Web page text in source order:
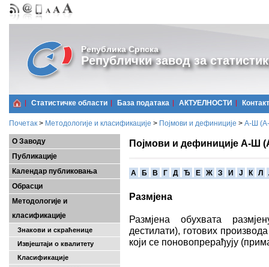
Република Српска
Републички завод за
Статистичке области Базa података АКТУЕЛНОСТИ Контакт
Почетак > Методологије и класификације > Појмови и дефиниције > А-Ш
О Заводу
Публикације
Календар публиковања
Обрасци
Методологије и
класификације
Знакови и скраћенице
Извјештаји о квалитету
Класификације
Појмови и дефиниције А-Ш
A Б В Г Д Ђ Е Ж З И Ј К Л
Размјена
Размјена обухвата
дестилати), готових
који се поновопрерађују